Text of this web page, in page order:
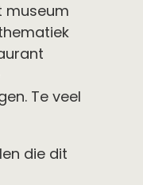
museum
Te veel
die dit